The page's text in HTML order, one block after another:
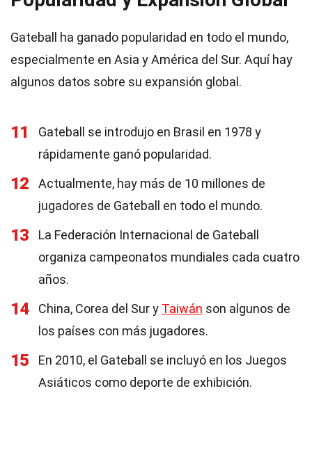
Gateball ha ganado popularidad en todo el mundo,
especialmente en Asia y América del Sur. Aquí hay
algunos datos sobre su expansión global.
11
Gateball se introdujo en Brasil en 1978 y
rápidamente ganó popularidad.
12
Actualmente, hay más de 10 millones de
jugadores de Gateball en todo el mundo.
13
La Federación Internacional de Gateball
organiza campeonatos mundiales cada cuatro
años.
14 China, Corea del Sur y Taiwán son algunos de
los países con más jugadores.
15
En 2010, el Gateball se incluyó en los Juegos
Asiáticos como deporte de exhibición.